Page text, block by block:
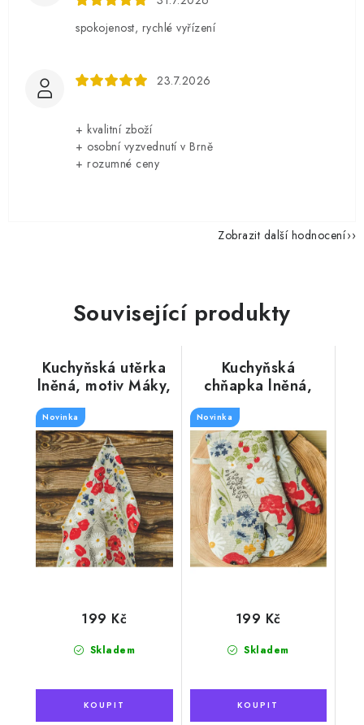
spokojenost, rychlé vyřízení
23.7.2026
+ kvalitní zboží
+ osobní vyzvednutí v Brně
+ rozumné ceny
Zobrazit další hodnocení
Související produkty
Kuchyňská utěrka
lněná, motiv Máky,
50 x 70 cm
Novinka
Skladem
199 Kč
Kuchyňská
chňapka lněná,
Vlčí máky, 30 x 15
Novinka
Skladem
199 Kč